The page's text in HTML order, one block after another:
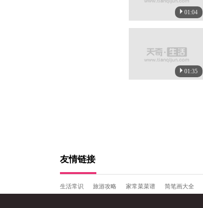
01:04
01:35
友情链接
生活常识 旅游攻略 家常菜菜谱 简笔画大全